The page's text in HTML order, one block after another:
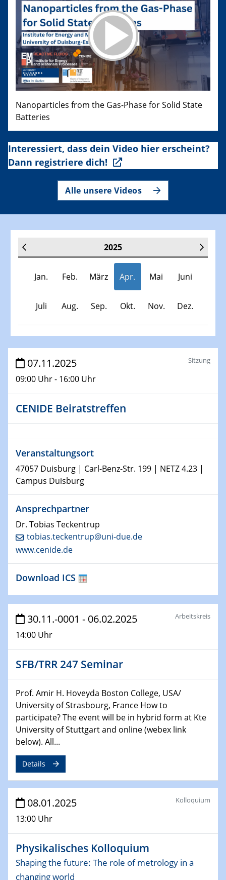
Nanoparticles from the Gas-Phase for Solid State
Batteries
Interessiert, dass dein Video hier erscheint?
Dann registriere dich!
Alle unsere Videos
2025
Jan. Feb. März Apr. Mai Juni
Juli Aug. Sep. Okt. Nov. Dez.
Veranstaltungen
30.11.-0001 - 06.02.2025
SFB/TRR 247 Seminar
world
14.01.2025
SFB 1242 Kolloquium
15.01.2025
Physikalisches Kolloquium
Comets – Why Should We Study Them?
15.01.2025
GDCh Kolloquium
22.01.2025
Make it and break it: Contact and Cracks at soft
interfaces
HyMission Short Talks
29.01.2025
Physikalisches Kolloquium
Decoding mRNA translation: Computational and
experimental approaches to understanding gene
expression
29.01.2025
GDCh Kolloquium
The Cation Shuffle
30.01.2025
WIN & CENIDE Seminar Series on 2D-
MATURE
30.01.2025
Talk Prof. Erwin Reisner
07.11.2025
09:00 Uhr - 16:00 Uhr
Sitzung
CENIDE Beiratstreffen
Veranstaltungsort
47057 Duisburg | Carl-Benz-Str. 199 | NETZ 4.23 |
Campus Duisburg
Ansprechpartner
Dr. Tobias Teckentrup
tobias.teckentrup@uni-due.de
www.cenide.de
Download ICS
30.11.-0001 - 06.02.2025
14:00 Uhr
Arbeitskreis
SFB/TRR 247 Seminar
Prof. Amir H. Hoveyda Boston College, USA/
University of Strasbourg, France How to
participate? The event will be in hybrid form at Kte
University of Stuttgart and online (webex link
below). All...
Details
08.01.2025
13:00 Uhr
Kolloquium
Physikalisches Kolloquium
Shaping the future: The role of metrology in a
changing world